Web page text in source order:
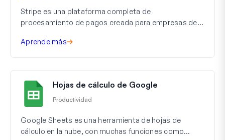
Stripe es una plataforma completa de
procesamiento de pagos creada para empresas de
grandes compañías. Gestiona transacciones en línea
y móviles, trabajando con muchos métodos de pago,
potente API de Stripe permite a los desarrolladores
crear experiencias de pago personalizadas que se
Aprende más
Hojas de cálculo de Google
Productividad
Google Sheets es una herramienta de hojas de
cálculo en la nube, con muchas funciones como